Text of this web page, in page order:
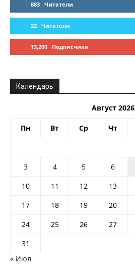
883 Читатели
22 Читатели
13,200 Подписчики
Календарь
Август 2026
Пн Вт Ср Чт
3
4 5 6
10
11 12 13
17
18 19 20
24
25 26 27
31
« Июл